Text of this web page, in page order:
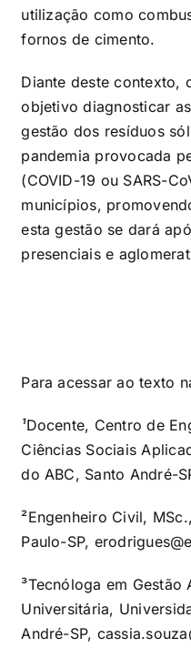
utilização como
fornos de cimento.
Diante deste contexto,
objetivo diagnosticar
gestão dos resíduos
pandemia provocada
(COVID-19 ou SARS-
municípios,
esta gestão se dará
presenciais e
Para acessar ao texto
¹Docente, Centro de
Ciências Sociais
do ABC, Santo André-
²Engenheiro Civil,
Paulo-SP,
³Tecnóloga em Gestão
Universitária,
André-SP,